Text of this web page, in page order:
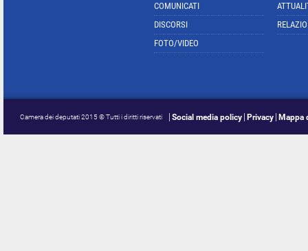
COMUNICATI
DISCORSI
FOTO/VIDEO
Camera dei deputati 2015 © Tutti i diritti riservati Social media policy Privacy Mappa